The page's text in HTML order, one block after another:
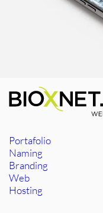
Portafolio
Naming
Branding
Web
Hosting